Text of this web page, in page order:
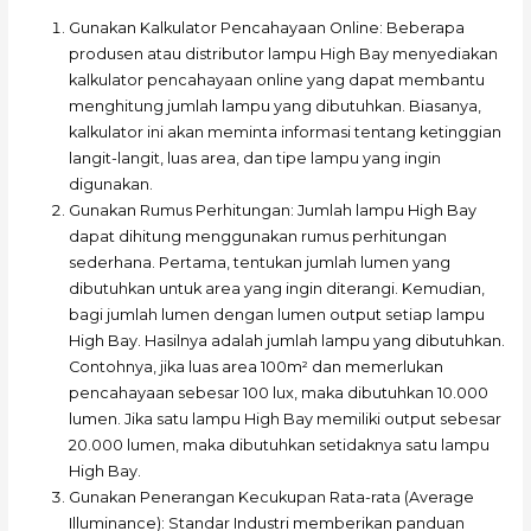
Gunakan Kalkulator Pencahayaan Online: Beberapa
produsen atau distributor lampu High Bay menyediakan
kalkulator pencahayaan online yang dapat membantu
menghitung jumlah lampu yang dibutuhkan. Biasanya,
kalkulator ini akan meminta informasi tentang ketinggian
langit-langit, luas area, dan tipe lampu yang ingin
digunakan.
Gunakan Rumus Perhitungan: Jumlah lampu High Bay
dapat dihitung menggunakan rumus perhitungan
sederhana. Pertama, tentukan jumlah lumen yang
dibutuhkan untuk area yang ingin diterangi. Kemudian,
bagi jumlah lumen dengan lumen output setiap lampu
High Bay. Hasilnya adalah jumlah lampu yang dibutuhkan.
Contohnya, jika luas area 100m² dan memerlukan
pencahayaan sebesar 100 lux, maka dibutuhkan 10.000
lumen. Jika satu lampu High Bay memiliki output sebesar
20.000 lumen, maka dibutuhkan setidaknya satu lampu
High Bay.
Gunakan Penerangan Kecukupan Rata-rata (Average
Illuminance): Standar Industri memberikan panduan